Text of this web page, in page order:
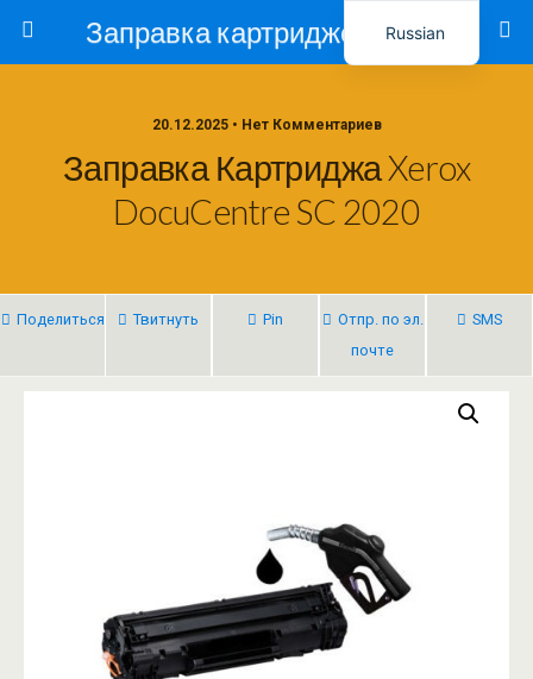
Заправка картриджей в Ташкенте – Тонер-Ресурс
20.12.2025 • Нет Комментариев
Заправка Картриджа Xerox
DocuCentre SC 2020
Поделиться Твитнуть Pin
Отпр. по эл.
почте
SMS
Russian
Uzbek